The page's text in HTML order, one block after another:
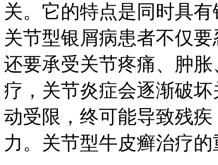
关。它的特点是同时具
关节型银屑病患者不仅
还要承受关节疼痛、肿
疗，关节炎症会逐渐破
动受限，终可能导致残
力。关节型牛皮癣治疗